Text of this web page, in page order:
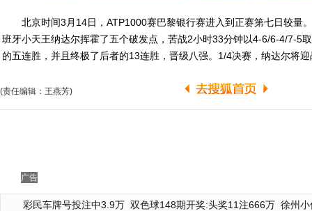
北京时间3月14日，ATP1000赛巴黎银行赛进入到正赛第七日较量
班牙小天王纳达尔挥霍了五个破发点，苦战2小时33分钟以4-6/6-4/7-5
的五连胜，并且终极了后者的13连胜，晋级八强。1/4决赛，纳达尔将
(责任编辑：王燕芳)
广告
彩民车牌号投注中3.9万 双色球148期开奖:头奖11注666万 徐州